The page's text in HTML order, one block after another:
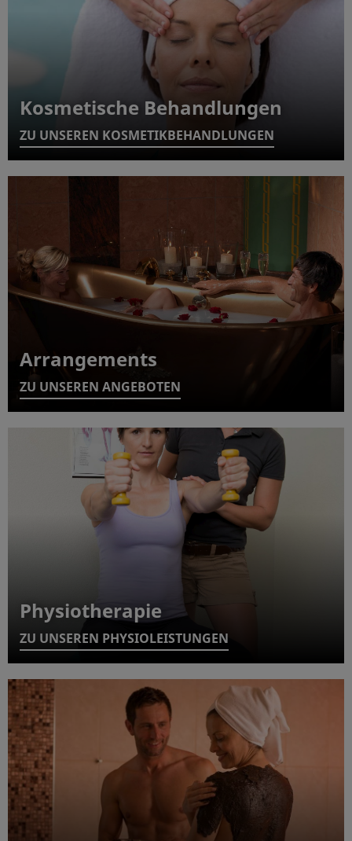
Kosmetische Behandlungen
ZU UNSEREN KOSMETIKBEHANDLUNGEN
Arrangements
ZU UNSEREN ANGEBOTEN
Physiotherapie
ZU UNSEREN PHYSIOLEISTUNGEN